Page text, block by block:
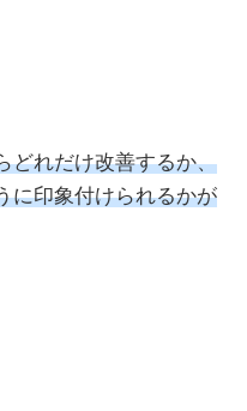
どれだけ改善するか、
に印象付けられるかが